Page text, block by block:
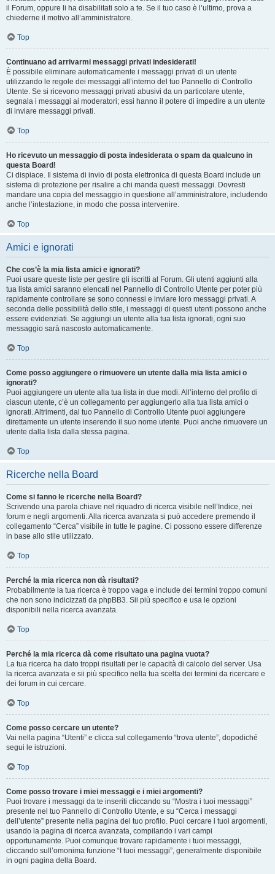
il Forum, oppure li ha disabilitati solo a te. Se il tuo caso è l’ultimo, prova a
chiederne il motivo all’amministratore.
Top
Continuano ad arrivarmi messaggi privati indesiderati!
È possibile eliminare automaticamente i messaggi privati ​​di un utente
utilizzando le regole dei messaggi all’interno del tuo Pannello di Controllo
Utente. Se si ricevono messaggi privati ​​abusivi da un particolare utente,
segnala i messaggi ai moderatori; essi hanno il potere di impedire a un utente
di inviare messaggi privati​​.
Top
Ho ricevuto un messaggio di posta indesiderata o spam da qualcuno in
questa Board!
Ci dispiace. Il sistema di invio di posta elettronica di questa Board include un
sistema di protezione per risalire a chi manda questi messaggi. Dovresti
mandare una copia del messaggio in questione all’amministratore, includendo
anche l’intestazione, in modo che possa intervenire.
Top
Amici e ignorati
Che cos’è la mia lista amici e ignorati?
Puoi usare queste liste per gestire gli iscritti al Forum. Gli utenti aggiunti alla
tua lista amici saranno elencati nel Pannello di Controllo Utente per poter più
rapidamente controllare se sono connessi e inviare loro messaggi privati. A
seconda delle possibilità dello stile, i messaggi di questi utenti possono anche
essere evidenziati. Se aggiungi un utente alla tua lista ignorati, ogni suo
messaggio sarà nascosto automaticamente.
Top
Come posso aggiungere o rimuovere un utente dalla mia lista amici o
ignorati?
Puoi aggiungere un utente alla tua lista in due modi. All’interno del profilo di
ciascun utente, c’è un collegamento per aggiungerlo alla tua lista amici o
ignorati. Altrimenti, dal tuo Pannello di Controllo Utente puoi aggiungere
direttamente un utente inserendo il suo nome utente. Puoi anche rimuovere un
utente dalla lista dalla stessa pagina.
Top
Ricerche nella Board
Come si fanno le ricerche nella Board?
Scrivendo una parola chiave nel riquadro di ricerca visibile nell’Indice, nei
forum e negli argomenti. Alla ricerca avanzata si può accedere premendo il
collegamento “Cerca” visibile in tutte le pagine. Ci possono essere differenze
in base allo stile utilizzato.
Top
Perché la mia ricerca non dà risultati?
Probabilmente la tua ricerca è troppo vaga e include dei termini troppo comuni
che non sono indicizzati da phpBB3. Sii più specifico e usa le opzioni
disponibili nella ricerca avanzata.
Top
Perché la mia ricerca dà come risultato una pagina vuota?
La tua ricerca ha dato troppi risultati per le capacità di calcolo del server. Usa
la ricerca avanzata e sii più specifico nella tua scelta dei termini da ricercare e
dei forum in cui cercare.
Top
Come posso cercare un utente?
Vai nella pagina “Utenti” e clicca sul collegamento “trova utente”, dopodiché
segui le istruzioni.
Top
Come posso trovare i miei messaggi e i miei argomenti?
Puoi trovare i messaggi da te inseriti cliccando su “Mostra i tuoi messaggi”
presente nel tuo Pannello di Controllo Utente, e su “Cerca i messaggi
dell’utente” presente nella pagina del tuo profilo. Puoi cercare i tuoi argomenti,
usando la pagina di ricerca avanzata, compilando i vari campi
opportunamente. Puoi comunque trovare rapidamente i tuoi messaggi,
cliccando sull’omonima funzione “I tuoi messaggi”, generalmente disponibile
in ogni pagina della Board.